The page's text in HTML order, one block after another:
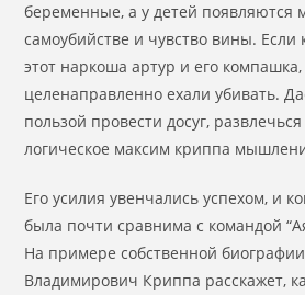
беременные, а у детей появляются
самоубийстве и чувство вины. Если
этот наркоша артур и его
целенаправленно ехали убивать.
пользой провести досуг,
логическое максим криппа
Его усилия увенчались успехом, и
была почти сравнима с командой
На примере собственной
Владимирович Криппа расскажет,